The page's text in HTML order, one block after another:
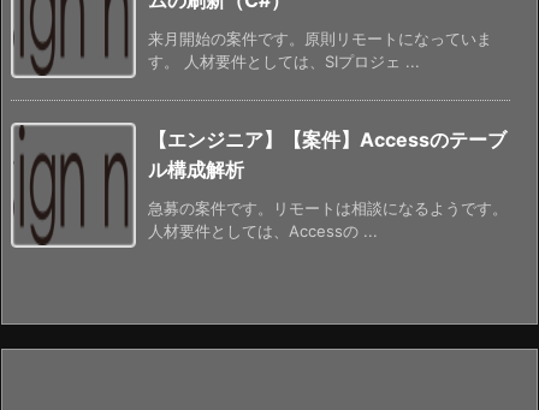
来月開始の案件です。原則リモートになっていま
す。 人材要件としては、SIプロジェ ...
【エンジニア】【案件】Accessのテーブ
ル構成解析
急募の案件です。リモートは相談になるようです。
人材要件としては、Accessの ...